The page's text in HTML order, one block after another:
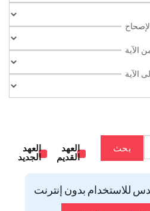
الآية
الآية
بحث
العهد
القديم
العهد
الجديد
للاستخدام بدون إنترنت